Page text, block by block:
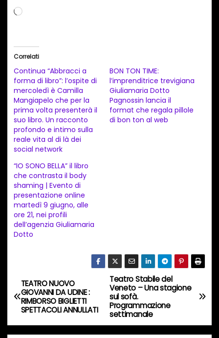
C
a
m
e
n
t
o
i
n
c
o
r
s
Correlati
Continua “Abbracci a
forma di libro”: l’ospite di
mercoledì è Camilla
Mangiapelo che per la
prima volta presenterà il
suo libro. Un racconto
profondo e intimo sulla
reale vita al di là dei
social network
BON TON TIME:
l’imprenditrice trevigiana
Giuliamaria Dotto
Pagnossin lancia il
format che regala pillole
di bon ton al web
“IO SONO BELLA” il libro
che contrasta il body
shaming | Evento di
presentazione online
martedì 9 giugno, alle
ore 21, nei profili
dell’agenzia Giuliamaria
Dotto
N
a
v
Teatro Stabile del
Veneto – Una stagione
sul sofà.
Programmazione
settimanale
TEATRO NUOVO
GIOVANNI DA UDINE :
RIMBORSO BIGLIETTI
SPETTACOLI ANNULLATI